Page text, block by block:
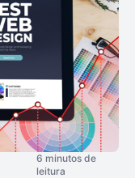
6 minutos de
leitura